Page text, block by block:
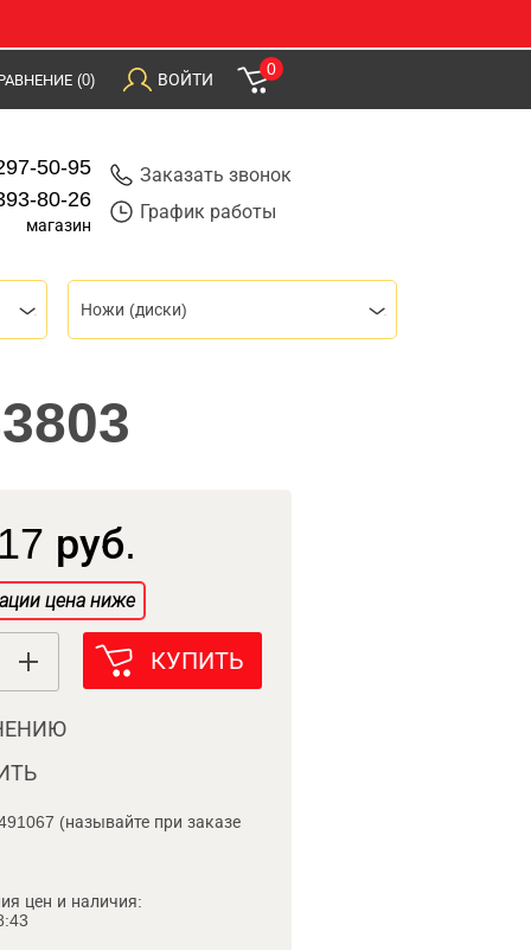
(0) ВОЙТИ
0
50-95
80-26
магазин
Заказать звонок
График работы
Ножи (диски)
руб.
цена ниже
КУПИТЬ
(называйте при заказе
цен и наличия: